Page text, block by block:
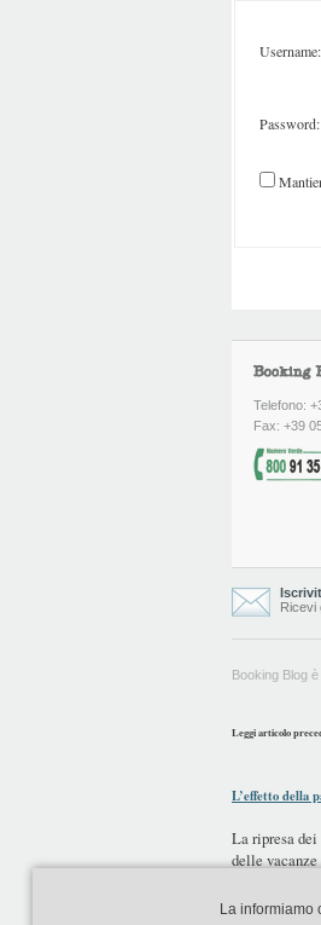
Username:
Password:
Telefono:
Fax: +39
Ricevi
Booking Blog
Leggi articolo
L’effetto della
La ripresa
delle
La informiamo